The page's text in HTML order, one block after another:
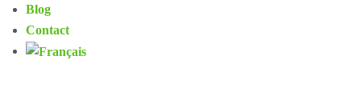
Blog
Contact